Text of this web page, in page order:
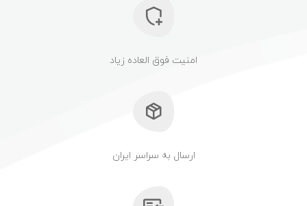
امنیت فوق العاده زیاد
ارسال به سراسر ایران